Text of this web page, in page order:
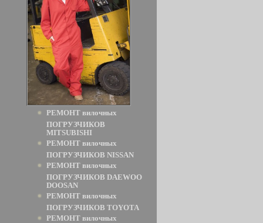
РЕМОНТ вилочных
ПОГРУЗЧИКОВ
MITSUBISHI
РЕМОНТ вилочных
ПОГРУЗЧИКОВ NISSAN
РЕМОНТ вилочных
ПОГРУЗЧИКОВ DAEWOO
DOOSAN
РЕМОНТ вилочных
ПОГРУЗЧИКОВ TOYOTA
РЕМОНТ вилочных